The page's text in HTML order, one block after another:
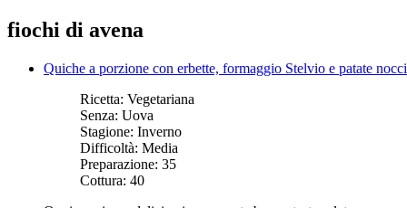
fiochi di avena
Quiche a porzione con erbette, formaggio Stelvio e patate
Ricetta: Vegetariana
Senza: Uova
Stagione: Inverno
Difficoltà: Media
Preparazione: 35
Cottura: 40